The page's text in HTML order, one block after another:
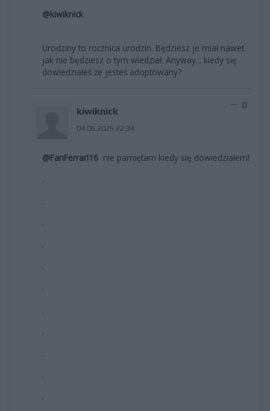
@kiwiknick
Urodziny to rocznica urodzin. Będziesz je miał nawet
jak nie będziesz o tym wiedział. Anyway... kiedy się
dowiedziałeś że jesteś adoptowany?
kiwiknick
04.06.2026 22:34
0
@FanFerrari16 nie pamiętam kiedy się dowiedziałem!
.
.
.
.
.
.
.
.
.
.
.